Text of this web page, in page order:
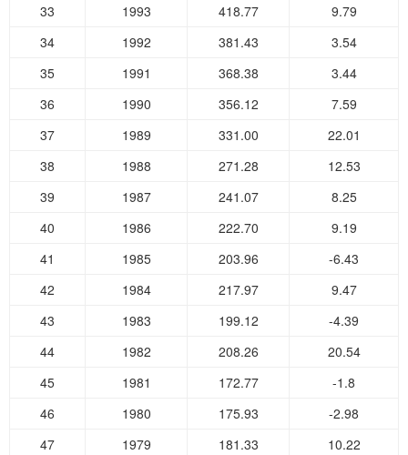
33
1993 418.77
9.79
34
1992 381.43
3.54
35
1991 368.38
3.44
36
1990 356.12
7.59
37
1989 331.00
22.01
38
1988 271.28
12.53
39
1987 241.07
8.25
40
1986 222.70
9.19
41
1985 203.96
-6.43
42
1984 217.97
9.47
43
1983 199.12
-4.39
44
1982 208.26
20.54
45
1981 172.77
-1.8
46
1980 175.93
-2.98
47
1979 181.33 10.22